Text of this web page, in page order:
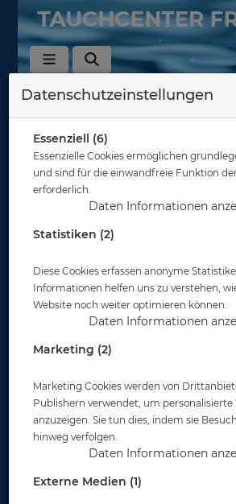
Zurück
SI Tech O Ring - rot #
Datenschutzeinstellungen
Essenziell (6)
Essenzielle Cookies ermöglichen
und sind für die einwandfreie Funktion
erforderlich.
Daten Informationen
Statistiken (2)
Diese Cookies erfassen anonyme
Informationen helfen uns zu verstehen,
Website noch weiter optimieren können.
Daten Informationen
Marketing (2)
Marketing Cookies werden von
Publishern verwendet, um personalisierte
anzuzeigen. Sie tun dies, indem sie
hinweg verfolgen.
Daten Informationen
Externe Medien (1)